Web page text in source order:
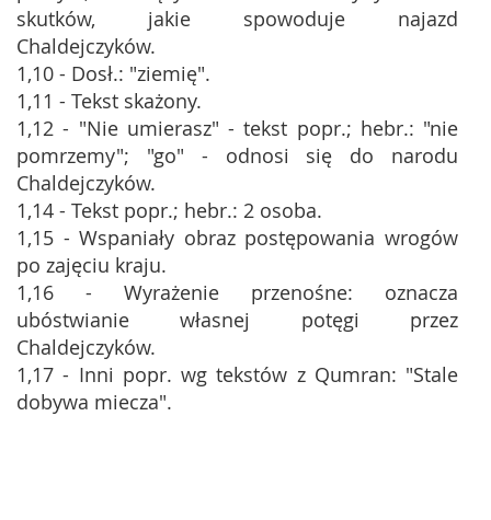
skutków, jakie spowoduje najazd
Chaldejczyków.
1,10 - Dosł.: "ziemię".
1,11 - Tekst skażony.
1,12 - "Nie umierasz" - tekst popr.; hebr.: "nie
pomrzemy"; "go" - odnosi się do narodu
Chaldejczyków.
1,14 - Tekst popr.; hebr.: 2 osoba.
1,15 - Wspaniały obraz postępowania wrogów
po zajęciu kraju.
1,16 - Wyrażenie przenośne: oznacza
ubóstwianie własnej potęgi przez
Chaldejczyków.
1,17 - Inni popr. wg tekstów z Qumran: "Stale
dobywa miecza".